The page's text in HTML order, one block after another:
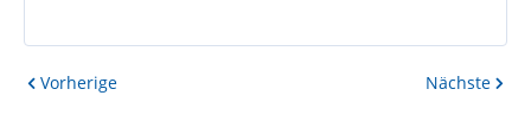
Vorherige Nächste